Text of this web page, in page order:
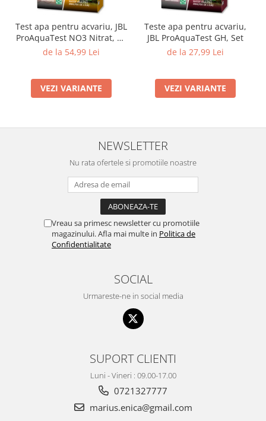
Test apa pentru acvariu, JBL
ProAquaTest NO3 Nitrat, 40
Teste
de la 54,99 Lei
VEZI VARIANTE
Teste apa pentru acvariu,
JBL ProAquaTest GH, Set
de la 27,99 Lei
VEZI VARIANTE
NEWSLETTER
Nu rata ofertele si promotiile noastre
Vreau sa primesc newsletter cu promotiile
magazinului. Afla mai multe in Politica de
Confidentialitate
SOCIAL
Urmareste-ne in social media
SUPORT CLIENTI
Luni - Vineri : 09.00-17.00
0721327777
marius.enica@gmail.com